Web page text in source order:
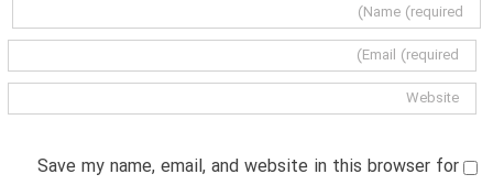
Save my name, email, and website in this browser for